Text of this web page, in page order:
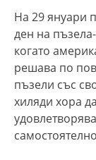
На 29 януари
ден на
когато
решава по
пъзели със
хиляди хора